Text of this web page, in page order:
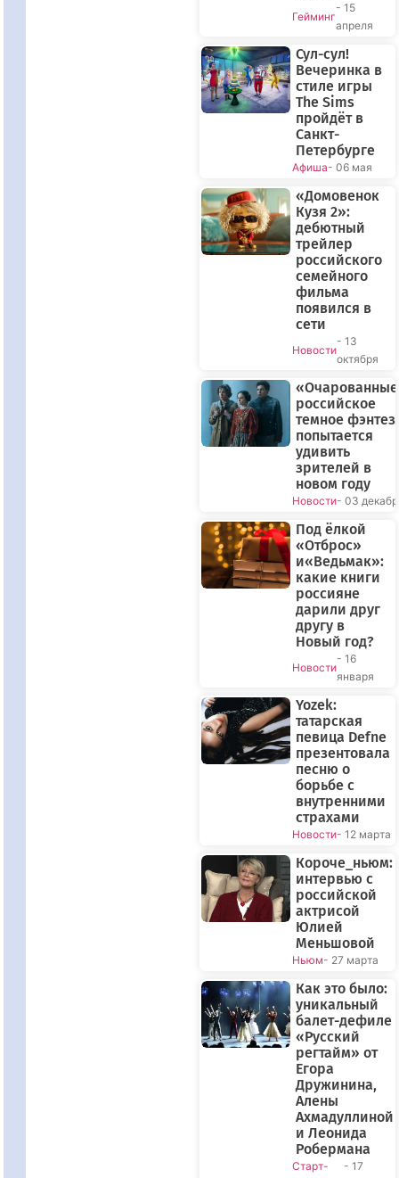
Гейминг
- 15
апреля
Сул-сул!
Вечеринка в
стиле игры
The Sims
пройдёт в
Санкт-
Петербурге
Афиша- 06 мая
«Домовенок
Кузя 2»:
дебютный
трейлер
российского
семейного
фильма
появился в
сети
Новости
- 13
октября
российское
темное
попытается
удивить
зрителей в
новом году
Новости- 03
Под ёлкой
«Отброс»
и«Ведьмак»:
какие книги
россияне
дарили друг
другу в
Новый год?
Новости
- 16
января
Yozek:
татарская
певица Defne
презентовала
песню о
борьбе с
внутренними
страхами
Новости- 12 марта
Короче_ньюм:
интервью с
российской
актрисой
Юлией
Меньшовой
Ньюм- 27 марта
Как это было:
уникальный
балет-дефиле
«Русский
регтайм» от
Егора
Дружинина,
Алены
Ахмадуллиной
и Леонида
Робермана
Старт-
- 17